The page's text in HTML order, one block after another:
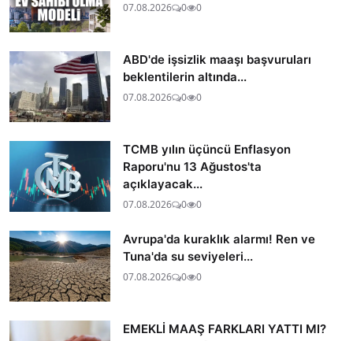
07.08.2026 0 0
ABD'de işsizlik maaşı başvuruları
beklentilerin altında...
07.08.2026 0 0
TCMB yılın üçüncü Enflasyon
Raporu'nu 13 Ağustos'ta
açıklayacak...
07.08.2026 0 0
Avrupa'da kuraklık alarmı! Ren ve
Tuna'da su seviyeleri...
07.08.2026 0 0
EMEKLİ MAAŞ FARKLARI YATTI MI?